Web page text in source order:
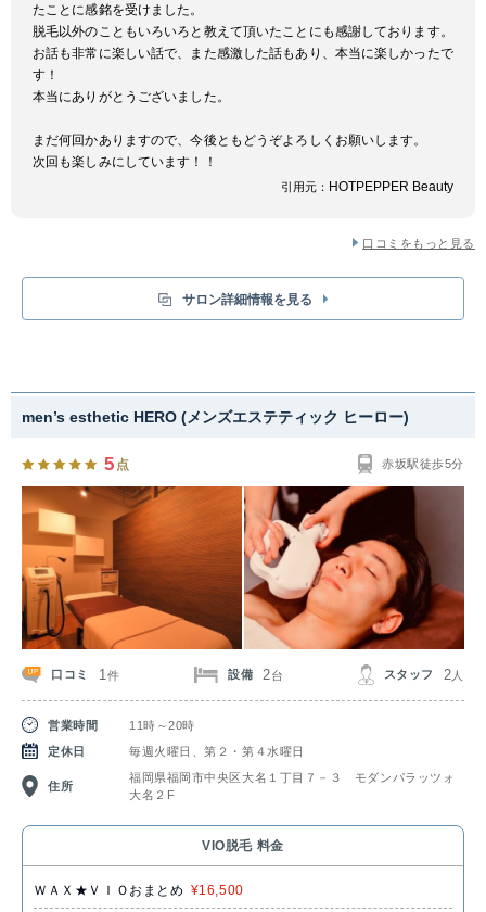
たことに感銘を受けました。
脱毛以外のこともいろいろと教えて頂いたことにも感謝しております。
お話も非常に楽しい話で、また感激した話もあり、本当に楽しかったで
す！
本当にありがとうございました。
まだ何回かありますので、今後ともどうぞよろしくお願いします。
次回も楽しみにしています！！
引用元： HOTPEPPER Beauty
口コミをもっと見る
サロン詳細情報を見る
men’s esthetic HERO (メンズエステティック ヒーロー)
5 点 赤坂駅徒歩5分
口コミ 1 件 設備 2台 スタッフ 2 人
営業時間
11時～20時
定休日
毎週火曜日、第２・第４水曜日
住所
福岡県福岡市中央区大名１丁目７－３ モダンパラッツォ
大名２F
VIO脱毛 料金
ＷＡＸ★ＶＩＯおまとめ ¥16,500